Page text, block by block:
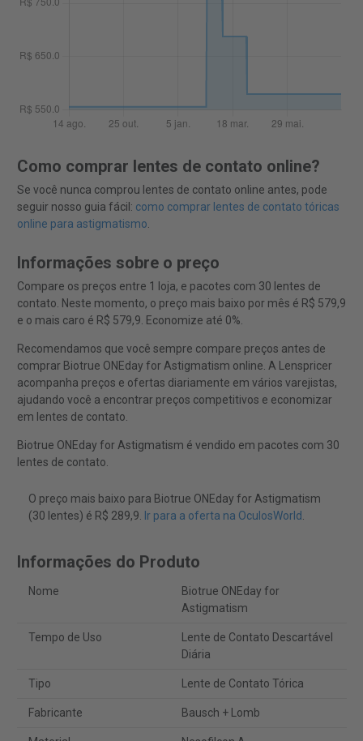
Como comprar lentes de contato online?
Se você nunca comprou lentes de contato online antes, pode
seguir nosso guia fácil: como comprar lentes de contato tóricas
online para astigmatismo.
Informações sobre o preço
Compare os preços entre 1 loja, e pacotes com 30 lentes de
contato. Neste momento, o preço mais baixo por mês é R$ 579,9
e o mais caro é R$ 579,9. Economize até 0%.
Recomendamos que você sempre compare preços antes de
comprar Biotrue ONEday for Astigmatism online. A Lenspricer
acompanha preços e ofertas diariamente em vários varejistas,
ajudando você a encontrar preços competitivos e economizar
em lentes de contato.
Biotrue ONEday for Astigmatism é vendido em pacotes com 30
lentes de contato.
O preço mais baixo para Biotrue ONEday for Astigmatism
(30 lentes) é R$ 289,9. Ir para a oferta na OculosWorld.
Informações do Produto
Nome
Biotrue ONEday for
Astigmatism
Tempo de Uso
Lente de Contato Descartável
Diária
Tipo Lente de Contato Tórica
Fabricante Bausch + Lomb